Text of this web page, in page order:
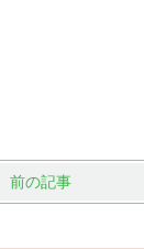
前の記事